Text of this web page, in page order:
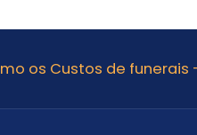
os Custos de funerais